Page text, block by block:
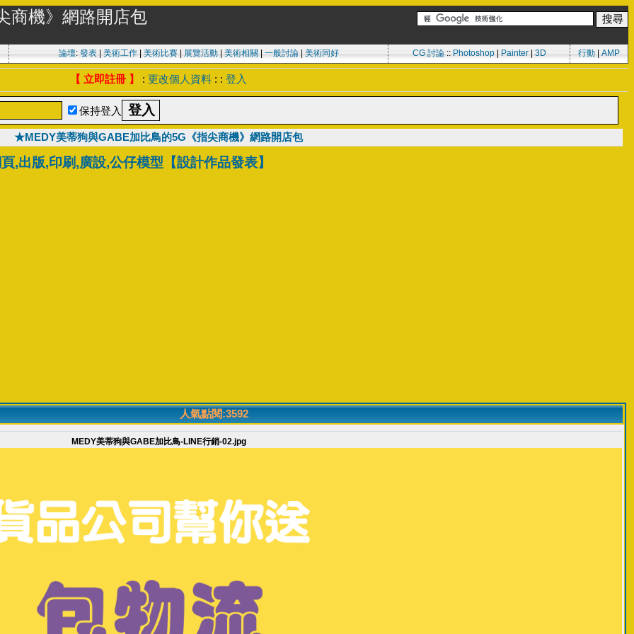
商機》網路開店包
論壇: 發表| 美術工作| 美術比賽| 展覽活動| 美術相關 一般討論| 美術同好 CG 討論:: Photoshop| Painter| 3D 行動 AMP
【 立即註冊 】 : 更改個人資料 : : 登入
保持登入
★MEDY美蒂狗與GABE加比鳥的5G《指尖商機》網路開店包
,出版,印刷,廣設,公仔模型【設計作品發表】
人氣點閱:3592
MEDY美蒂狗與GABE加比鳥-LINE行銷-02.jpg